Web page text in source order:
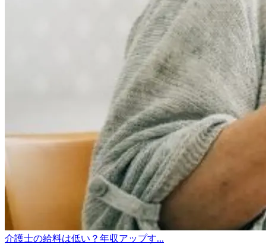
介護士の給料は低い？年収アップす...